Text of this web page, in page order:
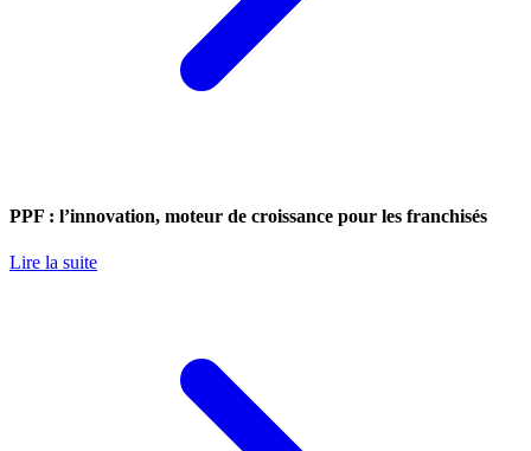
PPF : l’innovation, moteur de croissance pour les franchisés
Lire la suite